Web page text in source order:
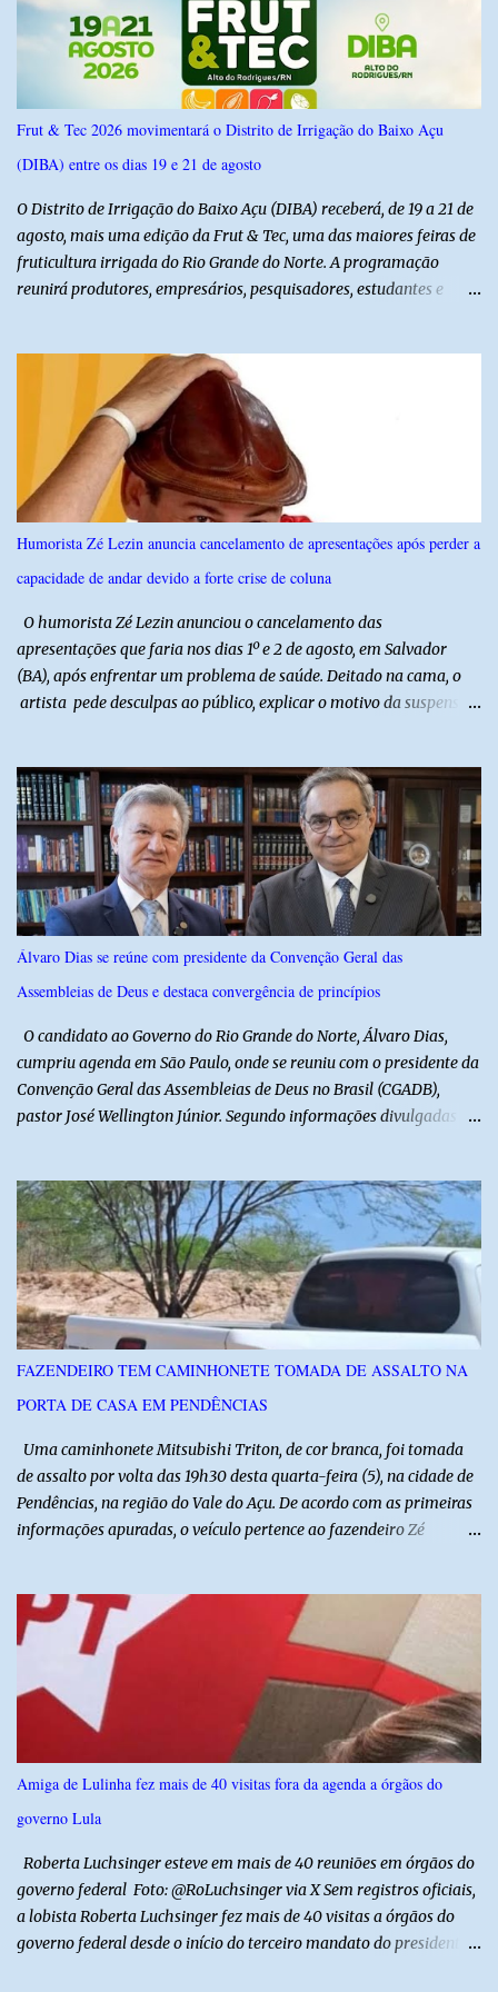
confiança de 95%. Registro no TSE: RN-09520/2026
Frut & Tec 2026 movimentará o Distrito de Irrigação do Baixo Açu
(DIBA) entre os dias 19 e 21 de agosto
O Distrito de Irrigação do Baixo Açu (DIBA) receberá, de 19 a 21 de
agosto, mais uma edição da Frut & Tec, uma das maiores feiras de
fruticultura irrigada do Rio Grande do Norte. A programação
reunirá produtores, empresários, pesquisadores, estudantes e
instituições e tecnologias voltadas ao setor. Além das atividades
técnicas, a feira contará com programação cultural. No dia 20 de
agosto, o público poderá prestigiar o show de humor com Mução,
seguido de apresentação musical de Vê Barreto. A Frut & Tec
reforça a importância do Distrito de Irrigação do Baixo Açu como
referência na fruticultura irrigada, promovendo conhecimento,
inovação e oportunidades para o desenvolvimento do agronegócio
potiguar. @associacaodiba
Humorista Zé Lezin anuncia cancelamento de apresentações após perder a
capacidade de andar devido a forte crise de coluna
O humorista Zé Lezin anunciou o cancelamento das
apresentações que faria nos dias 1º e 2 de agosto, em Salvador
(BA), após enfrentar um problema de saúde. Deitado na cama, o
artista pede desculpas ao público, explicar o motivo da suspensão
impossível viajar e subir ao palco. O comediante contou que
precisou ser levado a um hospital depois de perder a capacidade
de andar normalmente. “Eu não estou conseguindo nem me
levantar direito da cama. É um processo muito dolorido”, relatou o
humorista. Durante o atendimento médico, o humorista foi
diagnosticado com “bico de papagaio” na região da coluna. De
acordo com ele, os laudos médicos já foram encaminhados à
equipe responsável, que acompanha o tratamento. Zé Lezin
afirmou ainda que está passando por um tratamento intenso, com
aplicação de injeções, terapia, repouso e uso de medicamentos. Ele
Álvaro Dias se reúne com presidente da Convenção Geral das
Assembleias de Deus e destaca convergência de princípios
O candidato ao Governo do Rio Grande do Norte, Álvaro Dias,
cumpriu agenda em São Paulo, onde se reuniu com o presidente da
Convenção Geral das Assembleias de Deus no Brasil (CGADB),
pastor José Wellington Júnior. Segundo informações divulgadas
político nacional e estadual. De acordo com a campanha de Álvaro
Dias, o pastor José Wellington Júnior manifestou apoio à
candidatura e ressaltou a importância da participação dos cristãos
no processo democrático, defendendo a valorização de princípios
como a defesa da família, o combate à corrupção, o
enfrentamento às drogas e a proteção da vida. Ainda segundo a
campanha, o líder religioso afirmou que levará sua orientação às
lideranças da Assembleia de Deus no Rio Grande do Norte. A
Assembleia de Deus possui uma das maiores estruturas religiosas
FAZENDEIRO TEM CAMINHONETE TOMADA DE ASSALTO NA
PORTA DE CASA EM PENDÊNCIAS
Uma caminhonete Mitsubishi Triton, de cor branca, foi tomada
de assalto por volta das 19h30 desta quarta-feira (5), na cidade de
Pendências, na região do Vale do Açu. De acordo com as primeiras
informações apuradas, o veículo pertence ao fazendeiro Zé
anunciaram o assalto no momento em que ela estava em frente à
residência, no Centro da cidade. Ainda conforme relatos de
testemunhas, os suspeitos utilizavam roupas semelhantes a
uniformes de empresa, o que pode ter ajudado a não despertar
suspeitas antes da abordagem. Após a ação criminosa, a dupla
fugiu levando a caminhonete em direção ainda desconhecida. A
Polícia Militar foi acionada logo após o crime e realiza diligências
na região na tentativa de localizar o veículo e identificar os
autores do assalto. Qualquer informação que possa ajudar na
Amiga de Lulinha fez mais de 40 visitas fora da agenda a órgãos do
governo Lula
Roberta Luchsinger esteve em mais de 40 reuniões em órgãos do
governo federal Foto: @RoLuchsinger via X Sem registros oficiais,
a lobista Roberta Luchsinger fez mais de 40 visitas a órgãos do
governo federal desde o início do terceiro mandato do presidente